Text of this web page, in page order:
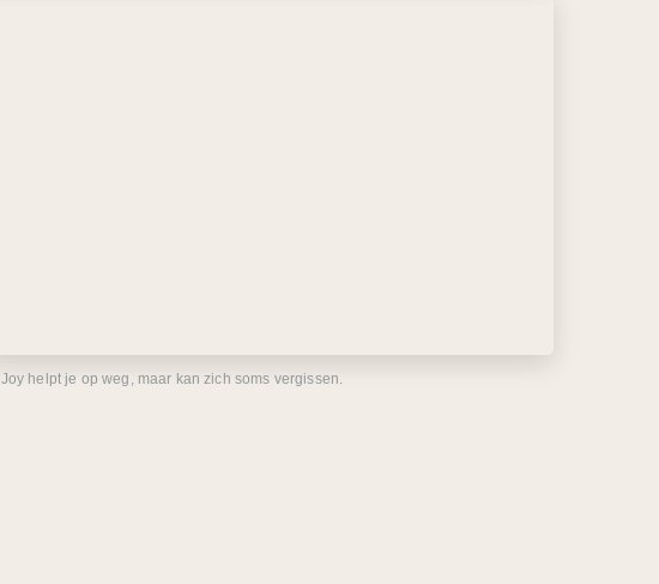
Joy helpt je op weg, maar kan zich soms vergissen.